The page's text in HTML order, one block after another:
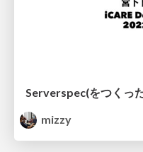
Serverspec(をつくっ
mizzy